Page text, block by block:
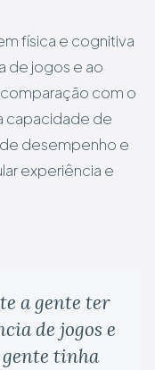
física e cognitiva
de jogos e ao
com o
capacidade de
desempenho e
experiência e
a gente ter
de jogos e
gente tinha